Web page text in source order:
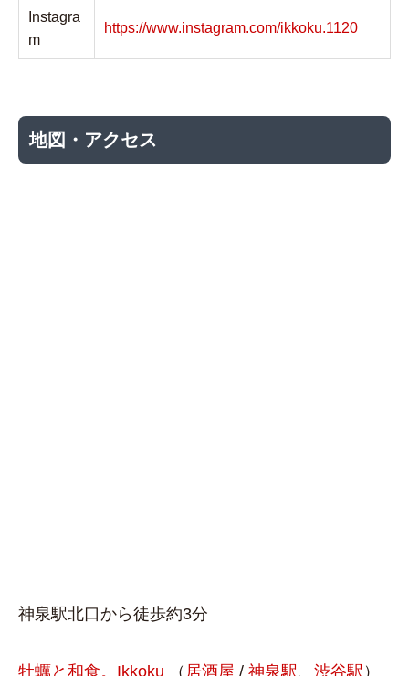
Instagra
m
https://www.instagram.com/ikkoku.1120
地図・アクセス
神泉駅北口から徒歩約3分
牡蠣と和食。Ikkoku （ 居酒屋 / 神泉駅 、 渋谷駅 ）